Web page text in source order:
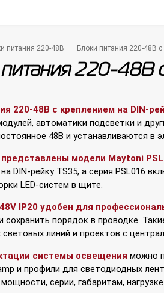
питания 220-48В Блоки питания 220-48В
220-48В
220-48В с креплением на DIN-
автоматики подсветки и
48В и устанавливаются
представлены модели Maytoni
DIN-рейку TS35, а серия PSL016
LED-систем в щите.
IP20 удобен для
сохранить порядок в проводке.
линий и проектов с
системы освещения можно
и профили для светодиодных лент
серии, габаритам,